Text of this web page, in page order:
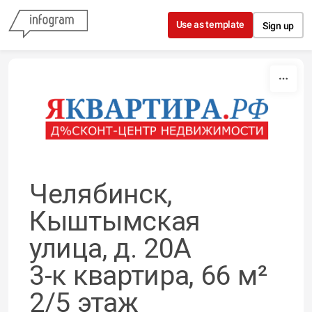
Skip to content
Use as template Sign up
Челябинск,
Кыштымская
улица, д. 20А
3-к квартира, 66 м²
2/5 этаж